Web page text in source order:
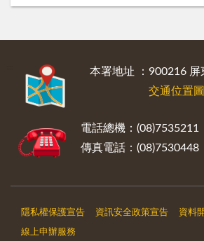
本署地址 ：900216 屏
交通位置圖
電話總機：(08)7535211
傳真電話：(08)7530448
隱私權保護宣告 資訊安全政策宣告 資料
線上申辦服務